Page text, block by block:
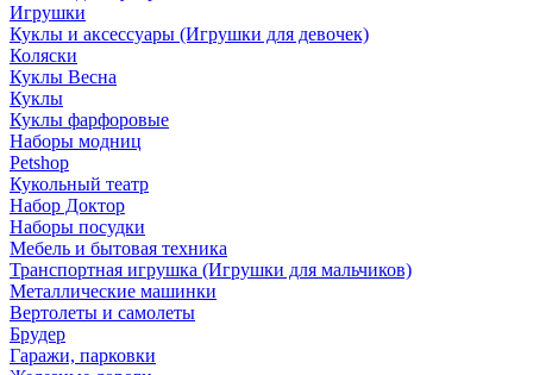
Игрушки
Куклы и аксессуары (Игрушки для девочек)
Коляски
Куклы Весна
Куклы
Куклы фарфоровые
Наборы модниц
Petshop
Кукольный театр
Набор Доктор
Наборы посудки
Мебель и бытовая техника
Транспортная игрушка (Игрушки для мальчиков)
Металлические машинки
Вертолеты и самолеты
Брудер
Гаражи, парковки